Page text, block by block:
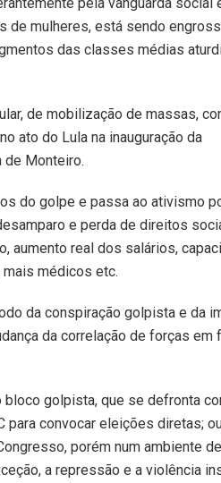
de mulheres, está sendo
das classes médias
de mobilização de massas,
ato do Lula na inauguração da
de Monteiro.
do golpe e passa ao ativismo
e perda de direitos
aumento real dos salários,
mais médicos etc.
da conspiração golpista e da
da correlação de forças em
bloco golpista, que se defronta
para convocar eleições diretas;
porém num ambiente
a repressão e a violência